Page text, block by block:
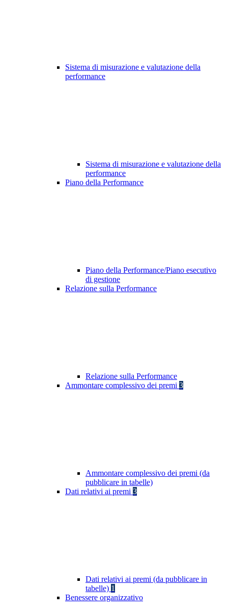
Sistema di misurazione e valutazione della
performance
Sistema di misurazione e valutazione della
performance
Piano della Performance
Piano della Performance/Piano esecutivo
di gestione
Relazione sulla Performance
Relazione sulla Performance
Ammontare complessivo dei premi 3
Ammontare complessivo dei premi (da
pubblicare in tabelle)
Dati relativi ai premi 3
Dati relativi ai premi (da pubblicare in
tabelle) 1
Benessere organizzativo